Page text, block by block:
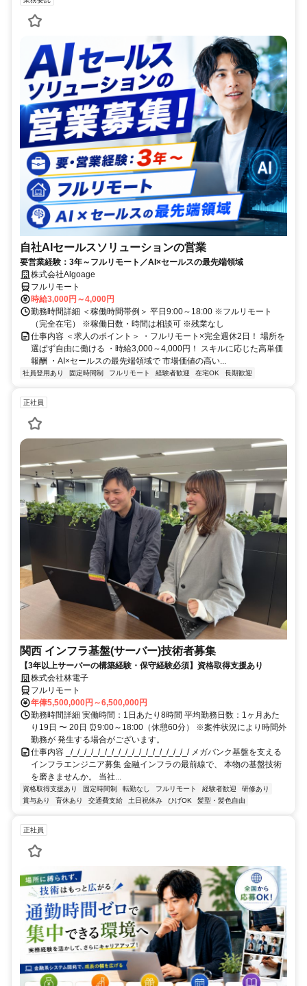
自社AIセールスソリューションの営業
要営業経験：3年～フルリモート／AI×セールスの最先端領域
株式会社Algoage
フルリモート
時給3,000円～4,000円
勤務時間詳細 ＜稼働時間帯例＞ 平日9:00～18:00 ※フルリモート
（完全在宅） ※稼働日数・時間は相談可 ※残業なし
仕事内容 ＜求人のポイント＞ ・フルリモート×完全週休2日！ 場所を
選ばず自由に働ける ・時給3,000～4,000円！ スキルに応じた高単価
報酬 ・AI×セールスの最先端領域で 市場価値の高い...
社員登用あり 固定時間制 フルリモート 経験者歓迎 在宅OK 長期歓迎
正社員
関西 インフラ基盤(サーバー)技術者募集
【3年以上サーバーの構築経験・保守経験必須】資格取得支援あり
株式会社林電子
フルリモート
年俸5,500,000円～6,500,000円
勤務時間詳細 実働時間：1日あたり8時間 平均勤務日数：1ヶ月あた
り19日 〜 20日 ⏰9:00～18:00（休憩60分） ※案件状況により時間外
勤務が 発生する場合がございます。
仕事内容 _/_/_/_/_/_/_/_/_/_/_/_/_/_/_/_/_/_/ メガバンク基盤を支える
インフラエンジニア募集 金融インフラの最前線で、 本物の基盤技術
を磨きませんか。 当社...
資格取得支援あり 固定時間制 転勤なし フルリモート 経験者歓迎
研修あり
賞与あり
育休あり 交通費支給 土日祝休み ひげOK 髪型・髪色自由
正社員